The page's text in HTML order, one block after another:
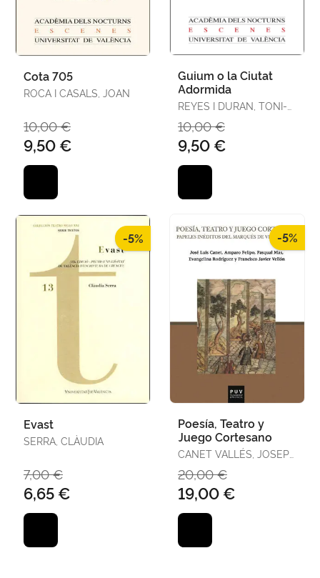
Cota 705
ROCA I CASALS, JOAN
10,00 €
9,50 €
Guium o la Ciutat
Adormida
REYES I DURAN, TONI-
10,00 €
9,50 €
-5%
Evast
SERRA, CLÀUDIA
7,00 €
6,65 €
-5%
Poesía, Teatro y
Juego Cortesano
CANET VALLÉS, JOSEP
AMPARO / MAS,
PASQUAL / RODRÍGUEZ
CUADROS, EVANGELINA
/ VELLÓN, FRANCISCO
20,00 €
19,00 €